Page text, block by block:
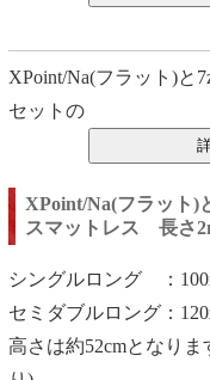
XPoint/Na(フラット)と
セットの
XPoint/Na(フラット)
スマットレス 長さ
シングルロング ：
セミダブルロング：
高さは約52cmとなり